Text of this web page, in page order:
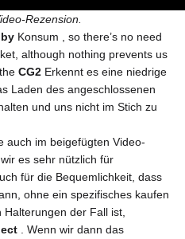
Rezension.
Konsum
, so there’s no need
although nothing prevents us
CG2 Erkennt es eine niedrige
Laden des angeschlossenen
und uns nicht im Stich zu
auch im beigefügten Video-
es sehr nützlich für
für die Bequemlichkeit, dass
ohne ein spezifisches kaufen
der Fall ist,
. Wenn wir dann das